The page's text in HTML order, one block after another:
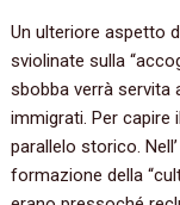
Un ulteriore aspetto
sviolinate sulla
sbobba verrà servita
immigrati. Per capire
parallelo storico.
formazione della